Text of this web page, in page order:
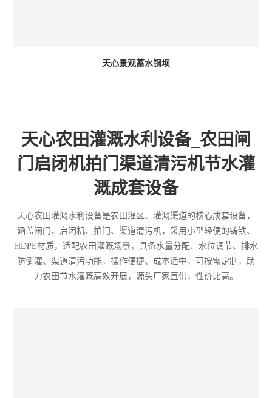
天心景观蓄水钢坝
天心农田灌溉水利设备_农田闸
门启闭机拍门渠道清污机节水灌
溉成套设备
天心农田灌溉水利设备是农田灌区、灌溉渠道的核心成套设备，
涵盖闸门、启闭机、拍门、渠道清污机，采用小型轻便的铸铁、
HDPE材质，适配农田灌溉场景，具备水量分配、水位调节、排水
防倒灌、渠道清污功能，操作便捷、成本适中，可按需定制，助
力农田节水灌溉高效开展，源头厂家直供，性价比高。